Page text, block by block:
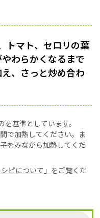
トマト、セロリの葉
わらかくなるまで
、さっと炒め合わ
基準としています。
で加熱してください。ま
をみながら加熱してくだ
シピについて」 をご覧くだ